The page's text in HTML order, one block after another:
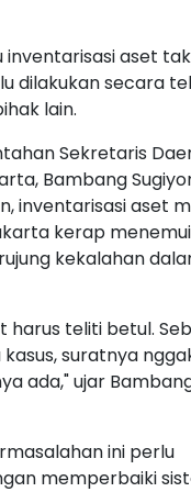
inventarisasi aset
dilakukan secara
lain.
Sekretaris
Bambang
inventarisasi aset
kerap menemui
kekalahan
harus teliti betul.
suratnya
ada," ujar
ini perlu
memperbaiki